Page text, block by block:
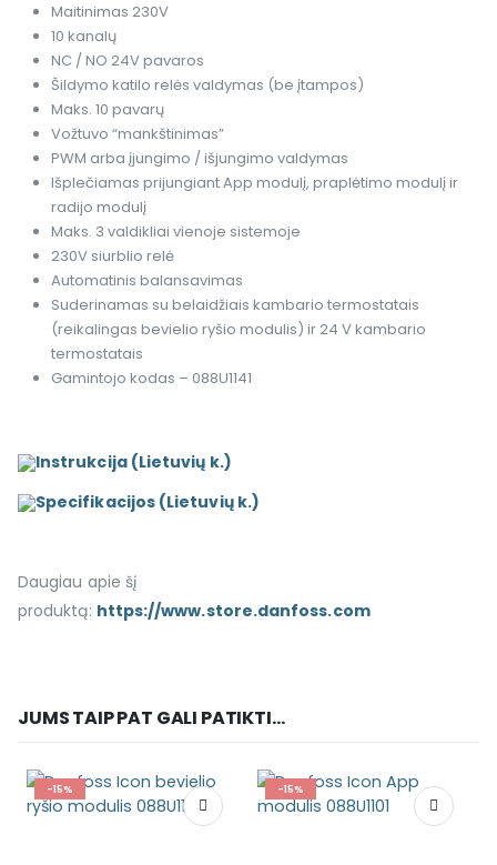
Maitinimas 230V
10 kanalų
NC / NO 24V pavaros
Šildymo katilo relės valdymas (be įtampos)
Maks. 10 pavarų
Vožtuvo “mankštinimas”
PWM arba įjungimo / išjungimo valdymas
Išplečiamas prijungiant App modulį, praplėtimo modulį ir
radijo modulį
Maks. 3 valdikliai vienoje sistemoje
230V siurblio relė
Automatinis balansavimas
Suderinamas su belaidžiais kambario termostatais
(reikalingas bevielio ryšio modulis) ir 24 V kambario
termostatais
Gamintojo kodas – 088U1141
Instrukcija (Lietuvių k.)
Specifikacijos (Lietuvių k.)
Daugiau apie šį
produktą: https://www.store.danfoss.com
JUMS TAIP PAT GALI PATIKTI...
-15% -15%